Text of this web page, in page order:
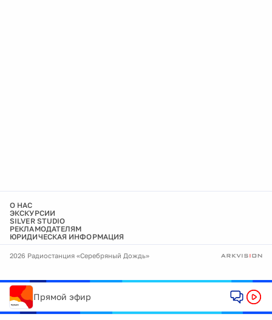
О НАС
ЭКСКУРСИИ
SILVER STUDIO
РЕКЛАМОДАТЕЛЯМ
ЮРИДИЧЕСКАЯ ИНФОРМАЦИЯ
2026 Радиостанция «Серебряный Дождь»
Прямой эфир